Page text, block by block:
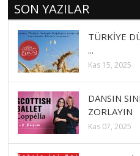
SON YAZILAR
TÜRKİYE
...
Kas 15, 2025
DANSIN
ZORLAYIN
Kas 07, 2025